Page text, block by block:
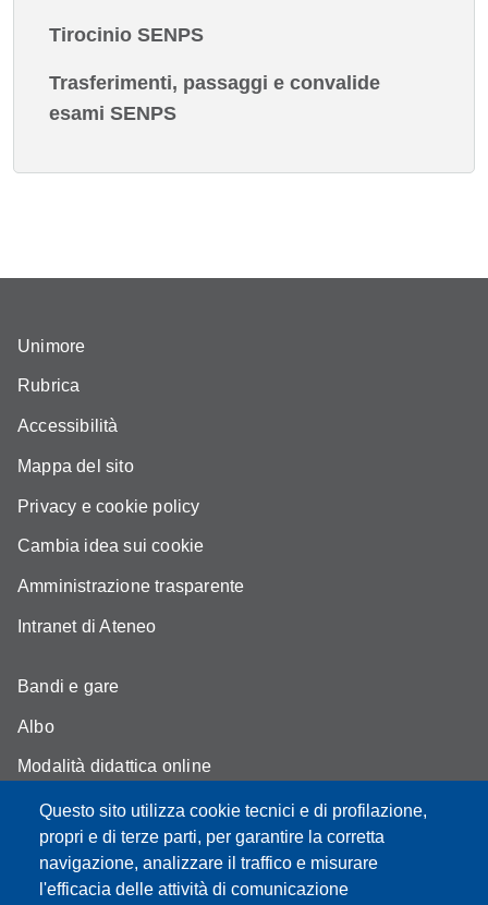
Tirocinio SENPS
Trasferimenti, passaggi e convalide
esami SENPS
Questo sito utilizza cookie tecnici e di profilazione,
propri e di terze parti, per garantire la corretta
navigazione, analizzare il traffico e misurare
l'efficacia delle attività di comunicazione
Unimore
Rubrica
Accessibilità
Mappa del sito
Privacy e cookie policy
Cambia idea sui cookie
Amministrazione trasparente
Intranet di Ateneo
Bandi e gare
Albo
Modalità didattica online
Segreteria studenti
Assicurazione qualità